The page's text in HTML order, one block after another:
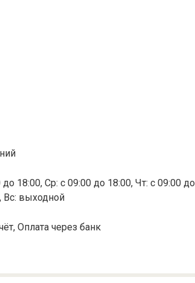
18:00, Ср: с 09:00 до 18:00, Чт: с 09:00 до
Вс: выходной
Оплата через банк